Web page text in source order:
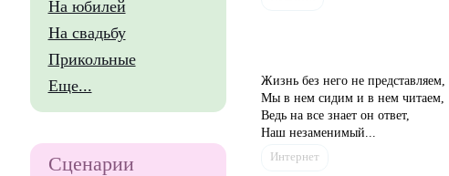
Жизнь без него не представляем,
Мы в нем сидим и в нем читаем,
Ведь на все знает он ответ,
Наш незаменимый...
Интернет
На юбилей
На свадьбу
Прикольные
Еще...
Сценарии